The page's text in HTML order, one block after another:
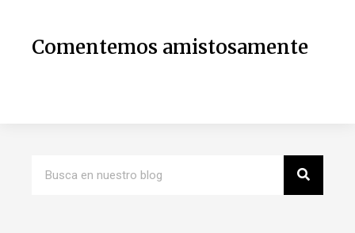
Comentemos amistosamente